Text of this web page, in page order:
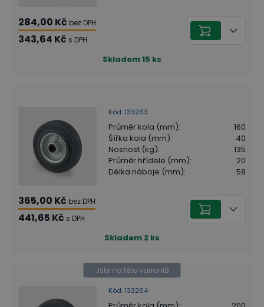
284,00 Kč bez DPH
343,64 Kč s DPH
Skladem15 ks
Kód: 133263
Průměr kola (mm):
160
Šířka kola (mm):
40
Nosnost (kg):
135
Průměr hřídele (mm):
20
Délka náboje (mm): 58
365,00 Kč bez DPH
441,65 Kč s DPH
Skladem 2 ks
Kód: 133264
Jste na této variantě